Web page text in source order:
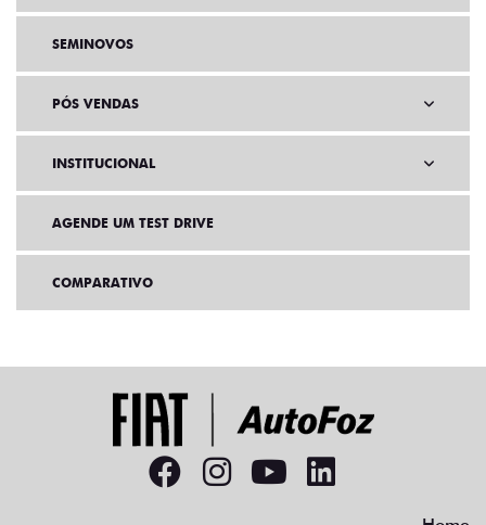
SEMINOVOS
PÓS VENDAS
INSTITUCIONAL
AGENDE UM TEST DRIVE
COMPARATIVO